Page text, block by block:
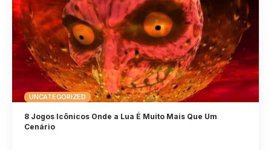
UNCATEGORIZED
8 Jogos Icônicos Onde a Lua É Muito Mais Que Um
Cenário